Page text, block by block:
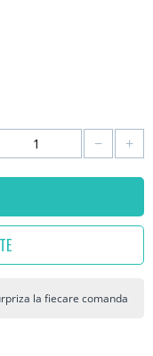
+
−
la fiecare comanda